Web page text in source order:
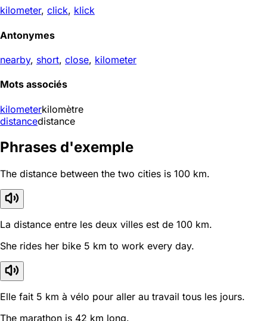
kilometer, click, klick
Antonymes
nearby, short, close, kilometer
Mots associés
kilometerkilomètre
distancedistance
Phrases d'exemple
The distance between the two cities is 100 km.
La distance entre les deux villes est de 100 km.
She rides her bike 5 km to work every day.
Elle fait 5 km à vélo pour aller au travail tous les jours.
The marathon is 42 km long.